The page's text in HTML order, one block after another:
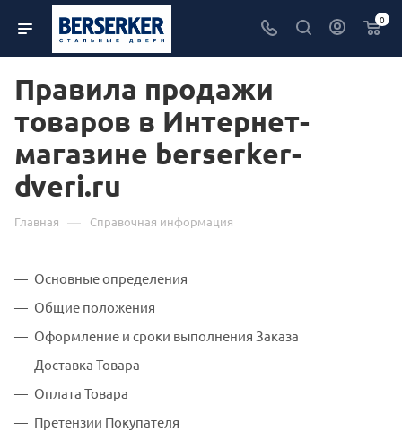
0
Правила продажи
товаров в Интернет-
магазине berserker-
dveri.ru
Главная — Справочная информация
Основные определения
Общие положения
Оформление и сроки выполнения Заказа
Доставка Товара
Оплата Товара
Претензии Покупателя